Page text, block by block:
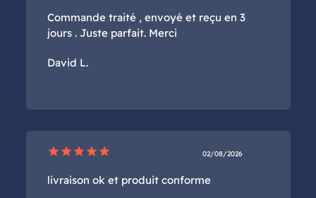
Commande traité , envoyé et reçu en 3
jours . Juste parfait. Merci
David L.
star star star star star 02/08/2026
livraison ok et produit conforme